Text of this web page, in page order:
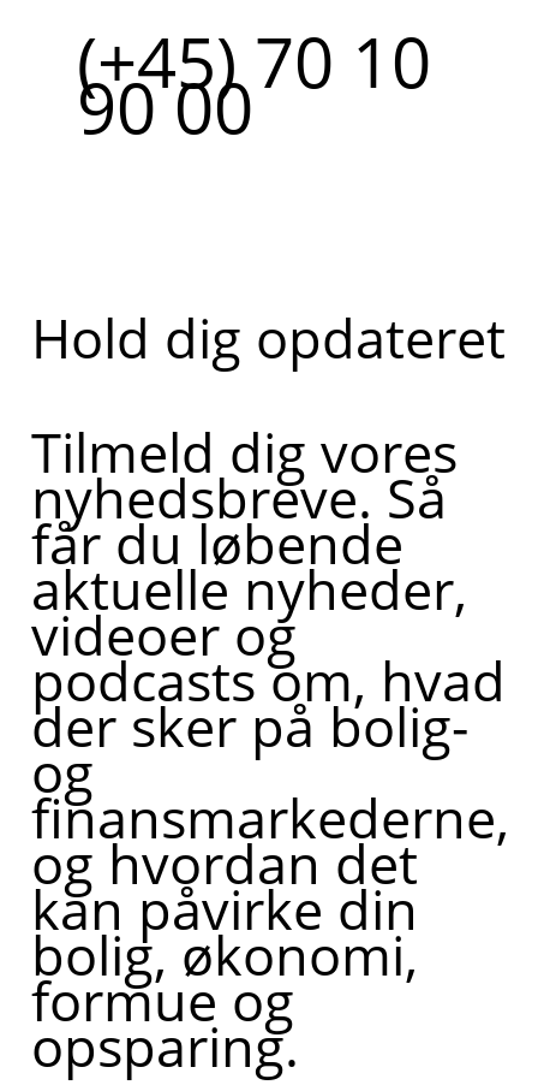
(+45) 70 10
90 00
Hold dig opdateret
Tilmeld dig vores
nyhedsbreve. Så
får du løbende
aktuelle nyheder,
videoer og
podcasts om, hvad
der sker på bolig-
og
finansmarkederne,
og hvordan det
kan påvirke din
bolig, økonomi,
formue og
opsparing.